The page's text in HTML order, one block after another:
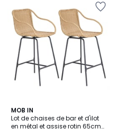
MOB IN
Lot de chaises de bar et d'ilot
en métal et assise rotin 65cm